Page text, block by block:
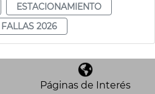
ESTACIONAMIENTO
FALLAS 2026
Páginas de Interés